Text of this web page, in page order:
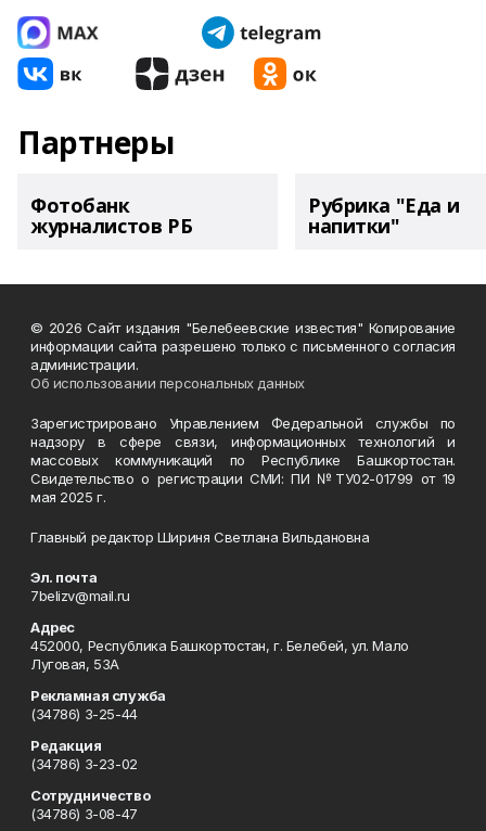
Партнеры
Фотобанк
журналистов РБ
Рубрика "Еда и
напитки"
© 2026 Сайт издания "Белебеевские известия" Копирование
информации сайта разрешено только с письменного согласия
администрации.
Об использовании персональных данных
Зарегистрировано Управлением Федеральной службы по
надзору в сфере связи, информационных технологий и
массовых коммуникаций по Республике Башкортостан.
Свидетельство о регистрации СМИ: ПИ №ТУ02-01799 от 19
мая 2025 г.
Главный редактор Шириня Светлана Вильдановна
Эл. почта
7belizv@mail.ru
Адрес
452000, Республика Башкортостан, г. Белебей, ул. Мало
Луговая, 53А
Рекламная служба
(34786) 3-25-44
Редакция
(34786) 3-23-02
Сотрудничество
(34786) 3-08-47